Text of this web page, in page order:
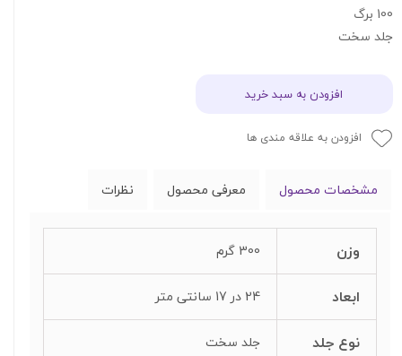
100 برگ
جلد سخت
افزودن به سبد خرید
افزودن به علاقه مندی ها
مشخصات محصول معرفی محصول نظرات
وزن 300 گرم
ابعاد 24 در 17 سانتی متر
نوع جلد جلد سخت